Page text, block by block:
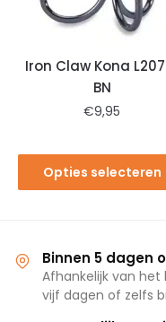
Iron Claw Kona
BN
€9,95
Opties selecteren
Binnen 5 dagen
Afhankelijk van
vijf dagen of zelfs